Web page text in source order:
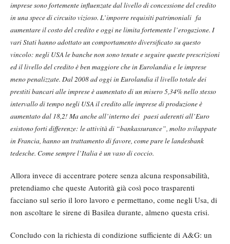
imprese sono fortemente influenzate dal livello di concessione del credito
in una spece di circuito vizioso. L’imporre requisiti patrimoniali fa
aumentare il costo del credito e oggi ne limita fortemente l’erogazione. I
vari Stati hanno adottato un comportamento diversificato su questo
vincolo: negli USA le banche non sono tenute e seguire queste prescrizioni
ed il livello del credito è ben maggiore che in Eurolandia e le imprese
meno penalizzate. Dal 2008 ad oggi in Eurolandia il livello totale dei
prestiti bancari alle imprese è aumentato di un misero 5,34% nello stesso
intervallo di tempo negli USA il credito alle imprese di produzione è
aumentato dal 18,2! Ma anche all’interno dei paesi aderenti all’Euro
esistono forti differenze: le attività di “bankassurance”, molto sviluppate
in Francia, hanno un trattamento di favore, come pure le landesbank
tedesche. Come sempre l’Italia è un vaso di coccio.
Allora invece di accentrare potere senza alcuna responsabilità,
pretendiamo che queste Autorità già così poco trasparenti
facciano sul serio il loro lavoro e permettano, come negli Usa, di
non ascoltare le sirene di Basilea durante, almeno questa crisi.
Concludo con la richiesta di condizione sufficiente di A&G: un